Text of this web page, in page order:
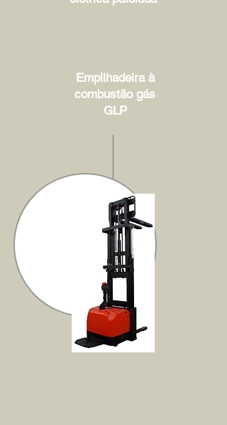
Empilhadeira à
combustão gás
GLP